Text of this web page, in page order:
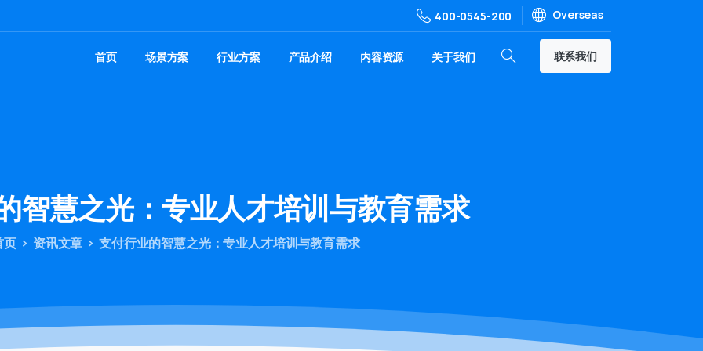
400-0545-200 Overseas
首页 场景方案 行业方案 产品介绍 内容资源 关于我们 联系我们
智慧之光：专业人才培训与教育需求
页 资讯文章 支付行业的智慧之光：专业人才培训与教育需求